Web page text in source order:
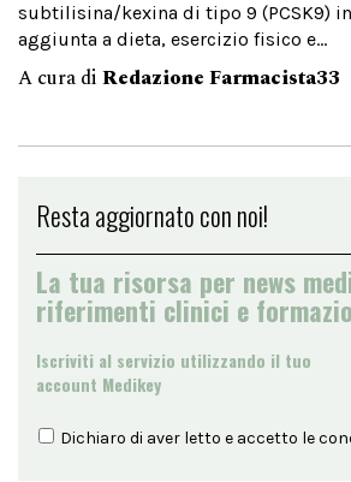
subtilisina/kexina di tipo 9 (PCSK9)
aggiunta a dieta, esercizio fisico e...
A cura di Redazione Farmacista33
Resta aggiornato con noi!
La tua risorsa per news
riferimenti clinici e
Iscriviti al servizio utilizzando il tuo
account Medikey
Dichiaro di aver letto e accetto le